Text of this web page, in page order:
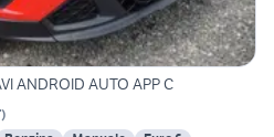
ANDROID AUTO APP C
)